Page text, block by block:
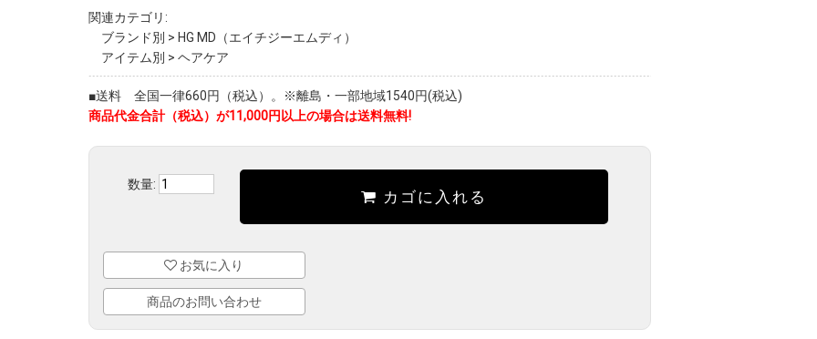
関連カテゴリ:
ブランド別 > HG MD（エイチジーエムディ）
アイテム別 > ヘアケア
■送料 全国一律660円（税込）。※離島・一部地域1540円(税込)
商品代金合計（税込）が11,000円以上の場合は送料無料!
数量:
カゴに入れる
お気に入り
商品のお問い合わせ